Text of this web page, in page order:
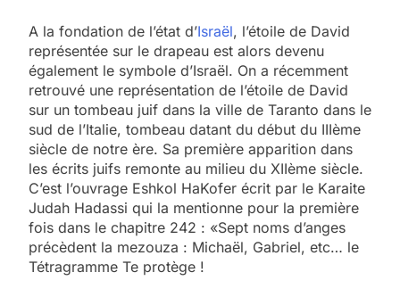
A la fondation de l’état d’Israël, l’étoile de David
représentée sur le drapeau est alors devenu
également le symbole d’Israël. On a récemment
retrouvé une représentation de l’étoile de David
sur un tombeau juif dans la ville de Taranto dans le
sud de l’Italie, tombeau datant du début du IIIème
siècle de notre ère. Sa première apparition dans
les écrits juifs remonte au milieu du XIIème siècle.
C’est l’ouvrage Eshkol HaKofer écrit par le Karaite
Judah Hadassi qui la mentionne pour la première
fois dans le chapitre 242 : «Sept noms d’anges
précèdent la mezouza : Michaël, Gabriel, etc… le
Tétragramme Te protège !